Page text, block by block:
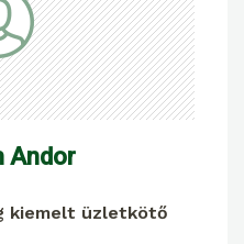
Andor
kiemelt üzletkötő